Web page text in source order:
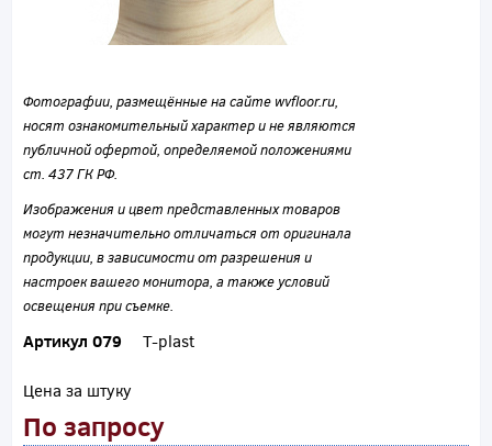
Фотографии, размещённые на сайте wvfloor.ru,
носят ознакомительный характер и не являются
публичной офертой, определяемой положениями
ст. 437 ГК РФ.
Изображения и цвет представленных товаров
могут незначительно отличаться от оригинала
продукции, в зависимости от разрешения и
настроек вашего монитора, а также условий
освещения при съемке.
Артикул 079 T-plast
Цена за штуку
По запросу